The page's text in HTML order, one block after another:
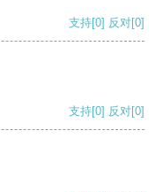
支持[0] 反对[0]
支持[0] 反对[0]